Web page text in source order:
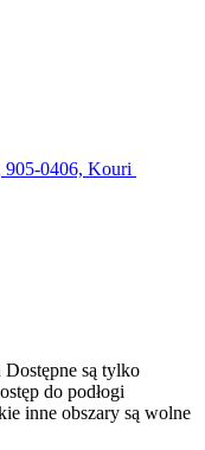
0406, Kouri
Dostępne są tylko
do podłogi
inne obszary są wolne